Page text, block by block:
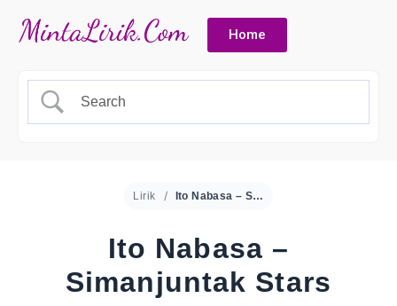
Home
Lirik Ito Nabasa – Simanjuntak Stars
Ito Nabasa –
Simanjuntak Stars